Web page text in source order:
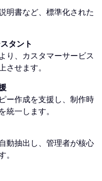
明書など、標準化された
タント
り、カスタマーサービス
させます。
ー作成を支援し、制作時
統一します。
動抽出し、管理者が核心
。